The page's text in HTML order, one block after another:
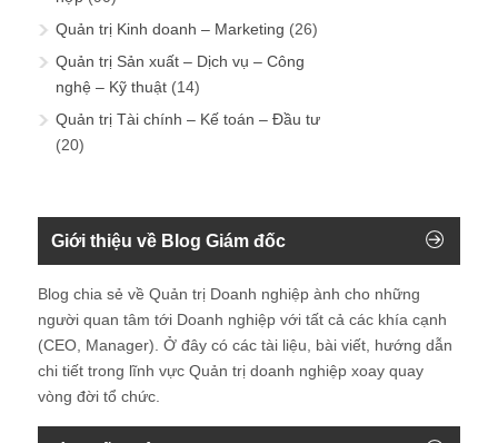
Quản trị Kinh doanh – Marketing (26)
Quản trị Sản xuất – Dịch vụ – Công
nghệ – Kỹ thuật (14)
Quản trị Tài chính – Kế toán – Đầu tư
(20)
Giới thiệu về Blog Giám đốc
Blog chia sẻ về Quản trị Doanh nghiệp ành cho những
người quan tâm tới Doanh nghiệp với tất cả các khía cạnh
(CEO, Manager). Ở đây có các tài liệu, bài viết, hướng dẫn
chi tiết trong lĩnh vực Quản trị doanh nghiệp xoay quay
vòng đời tổ chức.